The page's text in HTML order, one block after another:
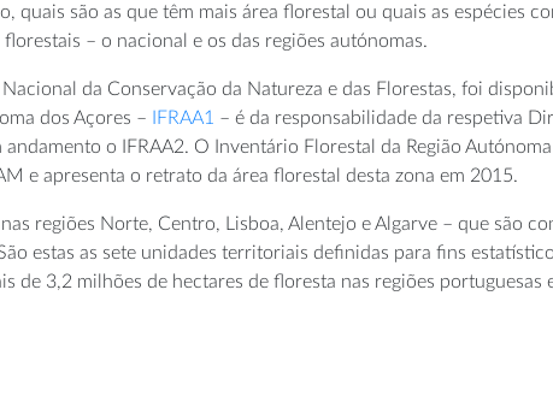
quais são as que têm mais área florestal ou quais as espécies
– o nacional e os das regiões autónomas.
da Conservação da Natureza e das Florestas, foi
dos Açores –
IFRAA1 – é da responsabilidade da respetiva
o IFRAA2. O Inventário Florestal da Região
e apresenta o retrato da área florestal desta zona em 2015.
regiões Norte, Centro, Lisboa, Alentejo e Algarve – que são
estas as sete unidades territoriais definidas para fins
3,2 milhões de hectares de floresta nas regiões portuguesas